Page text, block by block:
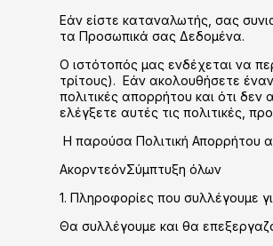
Εάν είστε καταναλωτής, σας
τα Προσωπικά σας Δεδομένα.
Ο ιστότοπός μας ενδέχεται να
τρίτους). Εάν ακολουθήσετε
πολιτικές απορρήτου και ότι
ελέγξετε αυτές τις πολιτικές,
Η παρούσα Πολιτική Απορρήτου
ΑκορντεόνΣύμπτυξη όλων
1. Πληροφορίες που συλλέγουμε
Θα συλλέγουμε και θα